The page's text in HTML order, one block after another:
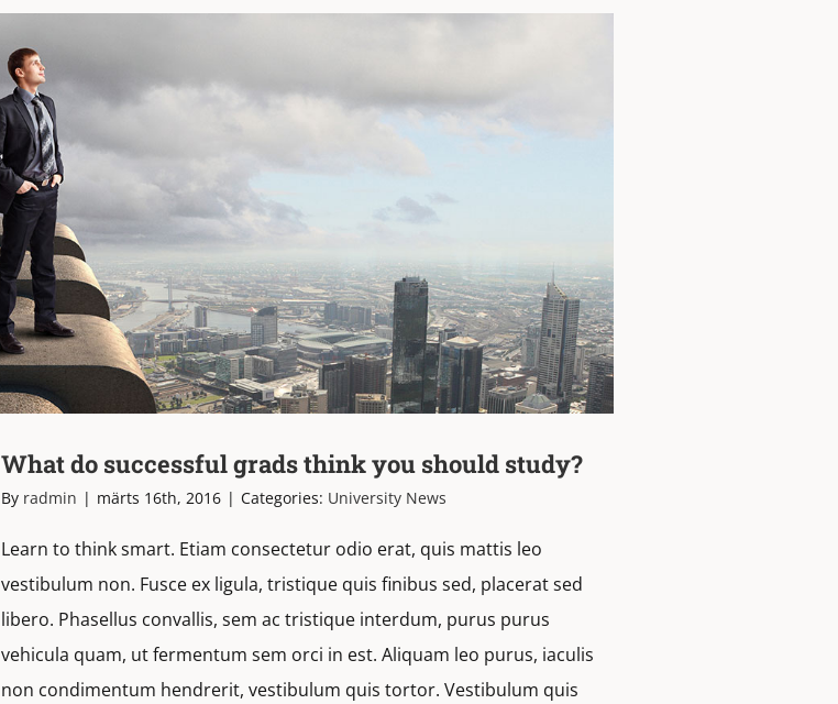
What do successful grads think you should study?
By radmin | märts 16th, 2016 | Categories: University News
Learn to think smart. Etiam consectetur odio erat, quis mattis leo
vestibulum non. Fusce ex ligula, tristique quis finibus sed, placerat sed
libero. Phasellus convallis, sem ac tristique interdum, purus purus
vehicula quam, ut fermentum sem orci in est. Aliquam leo purus, iaculis
non condimentum hendrerit, vestibulum quis tortor. Vestibulum quis